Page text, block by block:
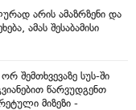
არის ამაზრზენი და
ამას შესაბამისი
შემთხვევაზე სუს-ში
წარვუდგენთ
მიზეზი -